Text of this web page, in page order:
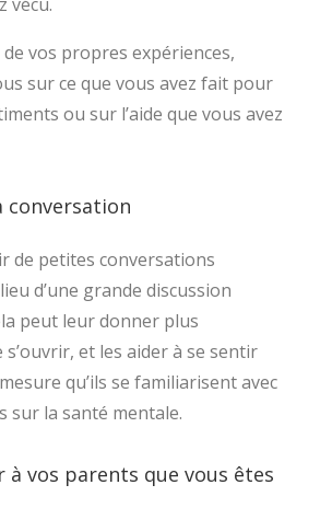
vos propres expériences,
sur ce que vous avez fait pour
ou sur l’aide que vous avez
conversation
de petites conversations
d’une grande discussion
peut leur donner plus
s’ouvrir, et les aider à se sentir
qu’ils se familiarisent avec
sur la santé mentale.
à vos parents que vous êtes